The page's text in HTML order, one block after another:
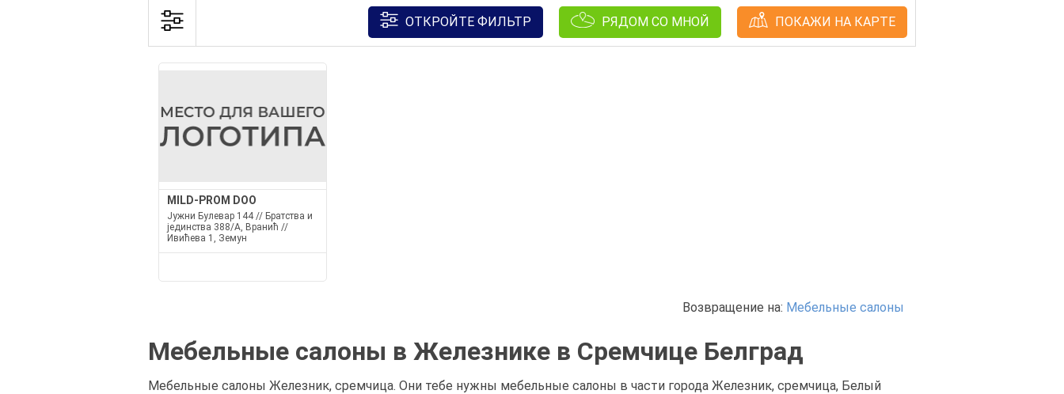
ОТКРОЙТЕ ФИЛЬТР РЯДОМ СО МНОЙ ПОКАЖИ НА КАРТЕ
MILD-PROM DOO
Јужни Булевар 144 // Братства и
јединства 388/А, Вранић //
Ивићева 1, Земун
Возвращение на: Мебельные салоны
Мебельные салоны в Железнике в Сремчице Белград
Мебельные салоны Железник, сремчица. Они тебе нужны мебельные салоны в части города Железник, сремчица, Белый